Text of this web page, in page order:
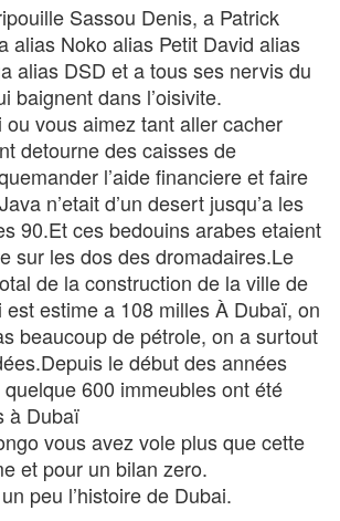
Sassou Denis, a Patrick
alias Noko alias Petit David alias
alias DSD et a tous ses nervis du
baignent dans l’oisivite.
ou vous aimez tant aller cacher
detourne des caisses de
l’aide financiere et faire
n’etait d’un desert jusqu’a les
90.Et ces bedouins arabes etaient
sur les dos des dromadaires.Le
de la construction de la ville de
est estime a 108 milles À Dubaï, on
beaucoup de pétrole, on a surtout
le début des années
600 immeubles ont été
à Dubaï
vous avez vole plus que cette
et pour un bilan zero.
peu l’histoire de Dubai.